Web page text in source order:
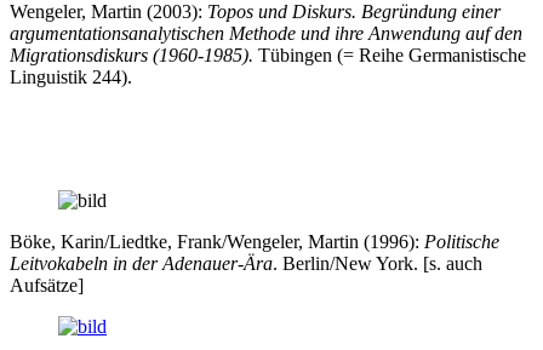
Wengeler, Martin (2003): Topos und Diskurs. Begründung einer
argumentationsanalytischen Methode und ihre Anwendung auf den
Migrationsdiskurs (1960-1985). Tübingen (= Reihe Germanistische
Linguistik 244).
Böke, Karin/Liedtke, Frank/Wengeler, Martin (1996): Politische
Leitvokabeln in der Adenauer-Ära. Berlin/New York. [s. auch
Aufsätze]